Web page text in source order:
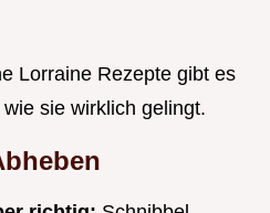
Lorraine Rezepte gibt es
sie wirklich gelingt.